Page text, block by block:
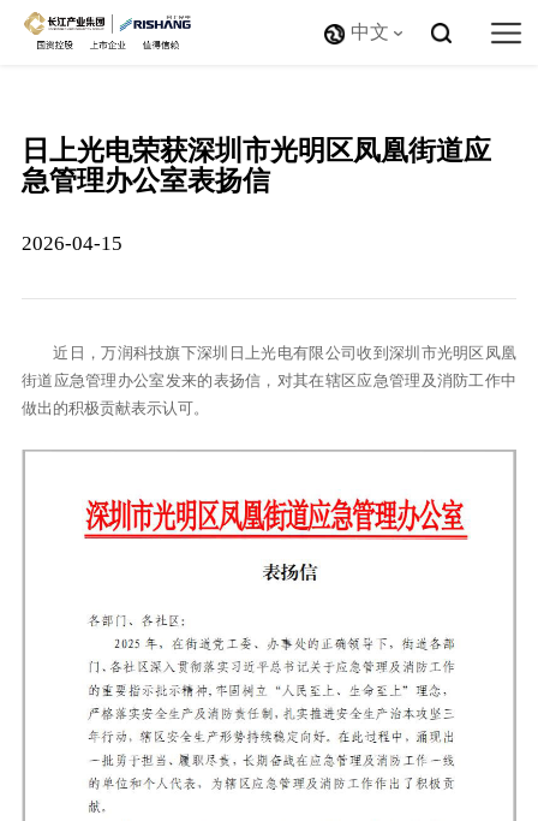
中文
日上光电荣获深圳市光明区凤凰街道应
急管理办公室表扬信
2026-04-15
近日，万润科技旗下深圳日上光电有限公司收到深圳市光明区凤凰
街道应急管理办公室发来的表扬信，对其在辖区应急管理及消防工作中
做出的积极贡献表示认可。